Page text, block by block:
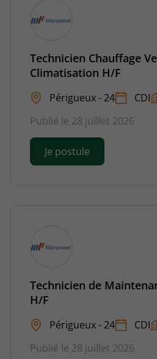
Technicien Chauffage
Climatisation H/F
Périgueux - 24 CDI
Publié le 28 juillet 2026
Je postule
Technicien de
H/F
Périgueux - 24 CDI
Publié le 28 juillet 2026